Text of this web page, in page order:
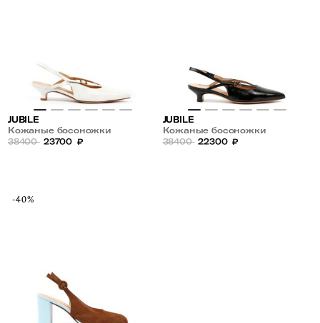
JUBILE
Кожаные босоножки
38400 23700 ₽
JUBILE
Кожаные босоножки
38400 22300 ₽
-40%